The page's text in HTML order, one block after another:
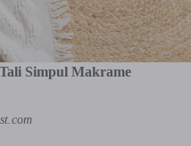
Simpul Makrame